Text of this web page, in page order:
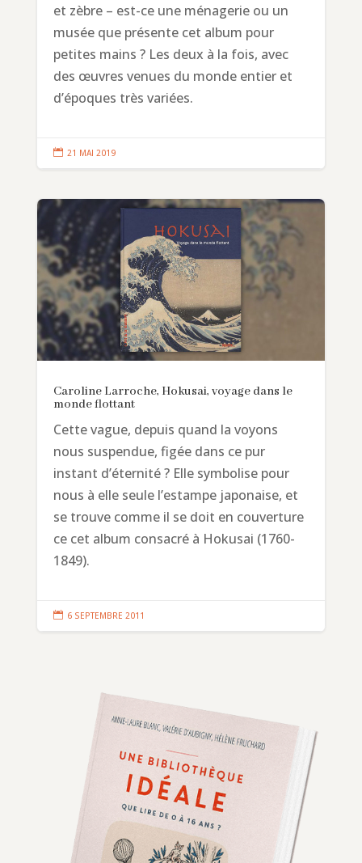
et zèbre – est-ce une ménagerie ou un
musée que présente cet album pour
petites mains ? Les deux à la fois, avec
des œuvres venues du monde entier et
d’époques très variées.
 21 MAI 2019
Caroline Larroche, Hokusai, voyage dans le
monde flottant
Cette vague, depuis quand la voyons
nous suspendue, figée dans ce pur
instant d’éternité ? Elle symbolise pour
nous à elle seule l’estampe japonaise, et
se trouve comme il se doit en couverture
ce cet album consacré à Hokusai (1760-
1849).
 6 SEPTEMBRE 2011